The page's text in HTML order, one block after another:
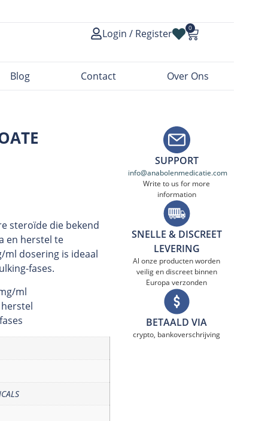
Login / Register 0
Blog Contact Over Ons
steroïde die bekend
en herstel te
ml dosering is ideaal
fases.
ml
SUPPORT
info@anabolenmedicatie.com
Write to us for more
information
SNELLE & DISCREET
LEVERING
Al onze producten worden
veilig en discreet binnen
Europa verzonden
BETAALD VIA
crypto, bankoverschrijving